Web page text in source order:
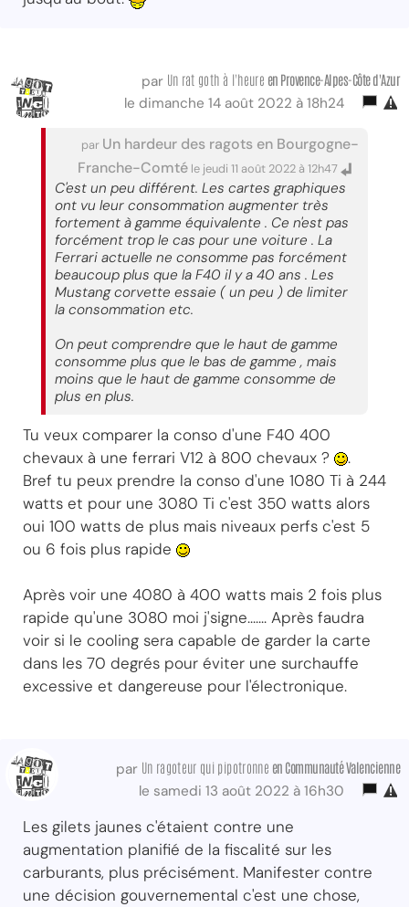
par Un rat goth à l'heure en Provence-Alpes-Côte d'Azur
le dimanche 14 août 2022 à 18h24
par Un hardeur des ragots en Bourgogne-
Franche-Comté le jeudi 11 août 2022 à 12h47
C'est un peu différent. Les cartes graphiques
ont vu leur consommation augmenter très
fortement à gamme équivalente . Ce n'est pas
forcément trop le cas pour une voiture . La
Ferrari actuelle ne consomme pas forcément
beaucoup plus que la F40 il y a 40 ans . Les
Mustang corvette essaie ( un peu ) de limiter
la consommation etc.
On peut comprendre que le haut de gamme
consomme plus que le bas de gamme , mais
moins que le haut de gamme consomme de
plus en plus.
Tu veux comparer la conso d'une F40 400
chevaux à une ferrari V12 à 800 chevaux ?
.
Bref tu peux prendre la conso d'une 1080 Ti à 244
watts et pour une 3080 Ti c'est 350 watts alors
oui 100 watts de plus mais niveaux perfs c'est 5
ou 6 fois plus rapide
Après voir une 4080 à 400 watts mais 2 fois plus
rapide qu'une 3080 moi j'signe....... Après faudra
voir si le cooling sera capable de garder la carte
dans les 70 degrés pour éviter une surchauffe
excessive et dangereuse pour l'électronique.
par Un ragoteur qui pipotronne en Communauté Valencienne
le samedi 13 août 2022 à 16h30
Les gilets jaunes c'étaient contre une
augmentation planifié de la fiscalité sur les
carburants, plus précisément. Manifester contre
une décision gouvernemental c'est une chose,